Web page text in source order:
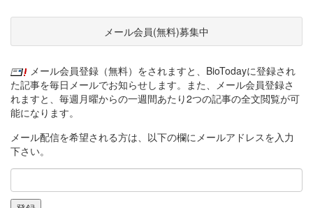
メール会員(無料)募集中
メール会員登録（無料）をされますと、BioTodayに登録され
た記事を毎日メールでお知らせします。また、メール会員登録さ
れますと、毎週月曜からの一週間あたり2つの記事の全文閲覧が可
能になります。
メール配信を希望される方は、以下の欄にメールアドレスを入力
下さい。